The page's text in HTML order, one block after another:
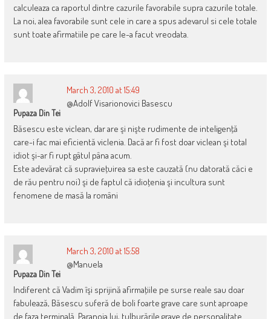
calculeaza ca raportul dintre cazurile favorabile supra cazurile totale.
La noi, alea favorabile sunt cele in care a spus adevarul si cele totale
sunt toate afirmatiile pe care le-a facut vreodata.
Pupaza Din Tei
March 3, 2010 at 15:49
@Adolf Visarionovici Basescu
Băsescu este viclean, dar are şi nişte rudimente de inteligenţă
care-i fac mai eficientă viclenia. Dacă ar fi fost doar viclean şi total
idiot şi-ar fi rupt gâtul pâna acum.
Este adevărat că supravieţuirea sa este cauzată (nu datorată căci e
de rău pentru noi) şi de faptul că idioţenia şi incultura sunt
fenomene de masă la români
Pupaza Din Tei
March 3, 2010 at 15:58
@Manuela
Indiferent că Vadim îşi sprijină afirmaţiile pe surse reale sau doar
fabulează, Băsescu suferă de boli foarte grave care sunt aproape
de faza terminală. Paranoia lui, tulburările grave de personalitate